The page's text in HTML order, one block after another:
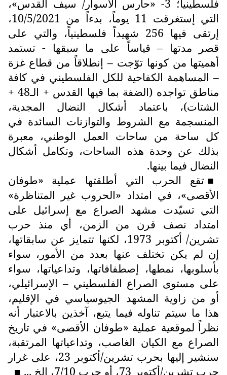
فلسطينياً؛ 3- «حارس الأسوار/ سيف القدس»،
التي إستغرقت 11 يوماً، بدءاً من 10/5/2021،
إرتقى فيها 256 شهيداً فلسطينياً، والتي على
قصر مدتها – قياساً على ما سبقها - تستمد
أهميتها من كونها توّجت – إنطلاقاً من قطاع غزة
– المساهمة الكفاحية للكل الفلسطيني في كافة
مناطق تواجده (الضفة بما فيها القدس + الـ48 +
الشتات)، باعتماد أشكال النضال المجدية،
المنسجمة مع الشروط والتوازنات السائدة في
كل ساحة من ساحات العمل الوطني، معبرة
بذلك عن وحدة هذه الساحات، وتكامل أشكال
النضال فيما بينها.
■ تقع الحرب التي أطلقتها عملية «طوفان
الأقصى»، في امتداد «الحروب غير المتناظرة»
التي تسيّدت مشهد الصراع مع إسرائيل على
امتداد نصف قرن من الزمن، أي منذ حرب
تشرين/ أكتوبر 1973، لكنها تتمايز عن سابقاتها،
إن لم يكن تختلف عنها بعدد من الأمور، سواء
بأسلوبها، نمطها، إصطفافاتها، وتداعياتها، سواء
على مستوى الصراع الفلسطيني – الإسرائيلي،
أو من زاوية المشهد الجيوسياسي في الإقليم،
هذا ما سيتم تناوله فيما يتبع، آخذين بالاعتبار أنه
نظراً لموقعية عملية «طوفان الأقصى» في تاريخ
الصراع مع الكيان الغاصب، وتداعياتها المرتقبة،
سنشير إليها بحرب تشرين/أكتوبر 23، على غرار
حرب تشرين/أكتوبر 73، أو حرب 7/10، الخ ...
■